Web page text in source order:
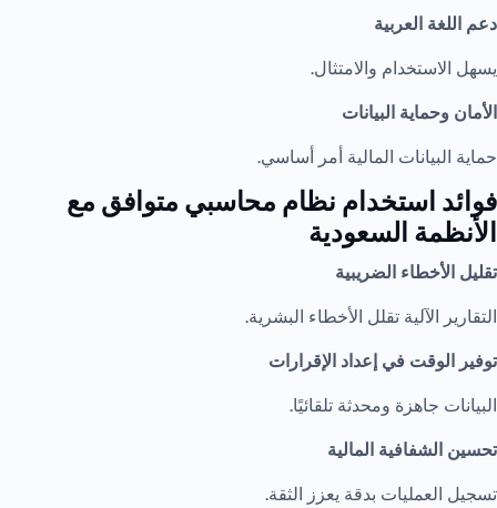
دعم اللغة العربية
يسهل الاستخدام والامتثال.
الأمان وحماية البيانات
حماية البيانات المالية أمر أساسي.
فوائد استخدام نظام محاسبي متوافق مع
الأنظمة السعودية
تقليل الأخطاء الضريبية
التقارير الآلية تقلل الأخطاء البشرية.
توفير الوقت في إعداد الإقرارات
البيانات جاهزة ومحدثة تلقائيًا.
تحسين الشفافية المالية
تسجيل العمليات بدقة يعزز الثقة.